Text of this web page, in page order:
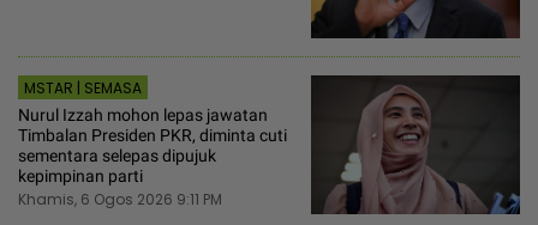
MSTAR | SEMASA
Nurul Izzah mohon lepas jawatan
Timbalan Presiden PKR, diminta cuti
sementara selepas dipujuk
kepimpinan parti
Khamis, 6 Ogos 2026 9:11 PM